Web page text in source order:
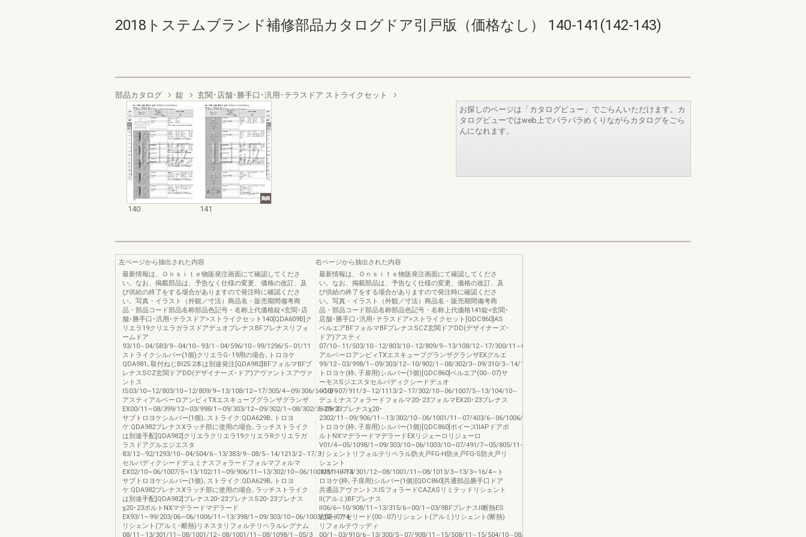
2018トステムブランド補修部品カタログドア引戸版（価格なし） 140-141(142-143)
部品カタログ 錠 玄関･店舗･勝手口･汎用･テラスドア ストライクセット
140 141
お探しのページは「カタログビュー」でごらんいただけます。カ
タログビューではweb上でパラパラめくりながらカタログをごら
んになれます。
左ページから抽出された内容
最新情報は、Ｏｎｓｉｔｅ物販発注画面にて確認してくださ
い。なお、掲載部品は、予告なく仕様の変更、価格の改訂、及
び供給の終了をする場合がありますので発注時に確認くださ
い。写真・イラスト（外観／寸法）商品名・販売期間備考商
品・部品コード部品名称部品色記号・名称上代価格錠<玄関･店
舗･勝手口･汎用･テラスドア>ストライクセット140[QDA609B]ク
リエラ19クリエラガラスドアデュオプレナスBFプレナスリフォ
ームドア
93/10∼04/583/9∼04/10∼93/1∼04/596/10∼99/1296/5∼01/11
ストライクシルバー(1個)クリエラG･19用の場合､トロヨケ
QDA981､取付ねじBI25:2本は別途発注[QDA982]BFフォルマBFプ
レナスSCZ玄関ドアDD(デザイナーズ･ドア)アヴァントスアヴァ
ントス
IS03/10∼12/803/10∼12/809/9∼13/108/12∼17/305/4∼09/306/6∼10/9
アスティアルベーロアンビィTXエスキューブグランザグランザ
EX00/11∼08/399/12∼03/998/1∼09/303/12∼09/302/1∼08/302/3∼09/3
サブトロヨケシルバー(1個)､ストライク:QDA629B､トロヨ
ケ:QDA982プレナスXラッチ部に使用の場合､ラッチストライク
は別途手配[QDA982]クリエラクリエラ19クリエラRクリエラガ
ラスドアグルエジエスタ
83/12∼92/1293/10∼04/504/6∼13/383/9∼08/5∼14/1213/2∼17/3
セルバディクシードデュミナスフォラードフォルマフォルマ
EX02/10∼06/1007/5∼13/102/11∼09/906/11∼13/302/10∼06/1001/11∼07/4
サブトロヨケシルバー(1個)､ストライク:QDA629B､トロヨ
ケ:QDA982プレナスXラッチ部に使用の場合､ラッチストライク
は別途手配[QDA982]プレナス20･23プレナスS20･23プレナス
χ20･23ポルトNXマデラードマデラード
EX93/1∼99/203/06∼06/1006/11∼13/398/1∼09/303/10∼06/1003/10∼07/4
リシェント(アルミ･断熱)リネスタリフォルテリペラルレグナム
08/11∼13/301/11∼08/1001/12∼08/1001/11∼08/1098/1∼05/3
右ページから抽出された内容
最新情報は、Ｏｎｓｉｔｅ物販発注画面にて確認してくださ
い。なお、掲載部品は、予告なく仕様の変更、価格の改訂、及
び供給の終了をする場合がありますので発注時に確認くださ
い。写真・イラスト（外観／寸法）商品名・販売期間備考商
品・部品コード部品名称部品色記号・名称上代価格141錠<玄関･
店舗･勝手口･汎用･テラスドア>ストライクセット[QDC860]AS
ベルエアBFフォルマBFプレナスSCZ玄関ドアDD(デザイナーズ･
ドア)アスティ
07/10∼11/503/10∼12/803/10∼12/809/9∼13/108/12∼17/300/11∼08/3
アルベーロアンビィTXエスキューブグランザグランザEXグルエ
99/12∼03/998/1∼09/303/12∼10/902/1∼08/302/3∼09/310/3∼14/12
トロヨケ(枠､子扉用)シルバー(1個)[QDC860]ベルエア(00∼07)サ
ーモスSジエスタセルバディクシードデュオ
00/8∼07/911/3∼12/1113/2∼17/302/10∼06/1007/5∼13/104/10∼
デュミナスフォラードフォルマ20･23フォルマEX20･23プレナス
S20･23プレナスχ20･
2302/11∼09/906/11∼13/302/10∼06/1001/11∼07/403/6∼06/1006/11∼
トロヨケ(枠､子扉用)シルバー(1個)[QDC860]ボイーズⅡAPドアポ
ルトNXマデラードマデラードEXリジェーロリジェーロ
V01/4∼05/1098/1∼09/303/10∼06/1003/10∼07/491/7∼05/805/11∼13/3
リシェントリフォルテリペラル防火戸FG-H防火戸FG-S防火戸リ
シェント
Ⅱ08/11∼13/301/12∼08/1001/11∼08/1013/3∼13/3∼16/4∼ト
ロヨケ(枠､子扉用)シルバー(1個)[QDC860]共通部品勝手口ドア
共通品アヴァントスISフォラードCAZASリミテッドリシェント
Ⅱ(アルミ)BFプレナス
Ⅱ06/6∼10/908/11∼13/315/6∼00/1∼03/9BFプレナスⅡ断熱ES
玄関ドアセリード(00∼07)リシェント(アルミ)リシェント(断熱)
リフォルテウッディ
00/1∼03/910/6∼13/300/5∼07/908/11∼15/508/11∼15/504/10∼08/10